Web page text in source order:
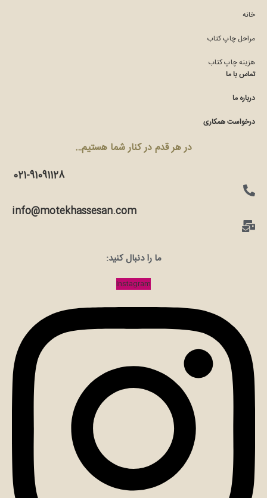
خانه
مراحل چاپ کتاب
هزینه چاپ کتاب
تماس با ما
درباره ما
درخواست همکاری
در هر قدم در کنار شما هستیم…
021-91091128
info@motekhassesan.com
ما را دنبال کنید:
Instagram